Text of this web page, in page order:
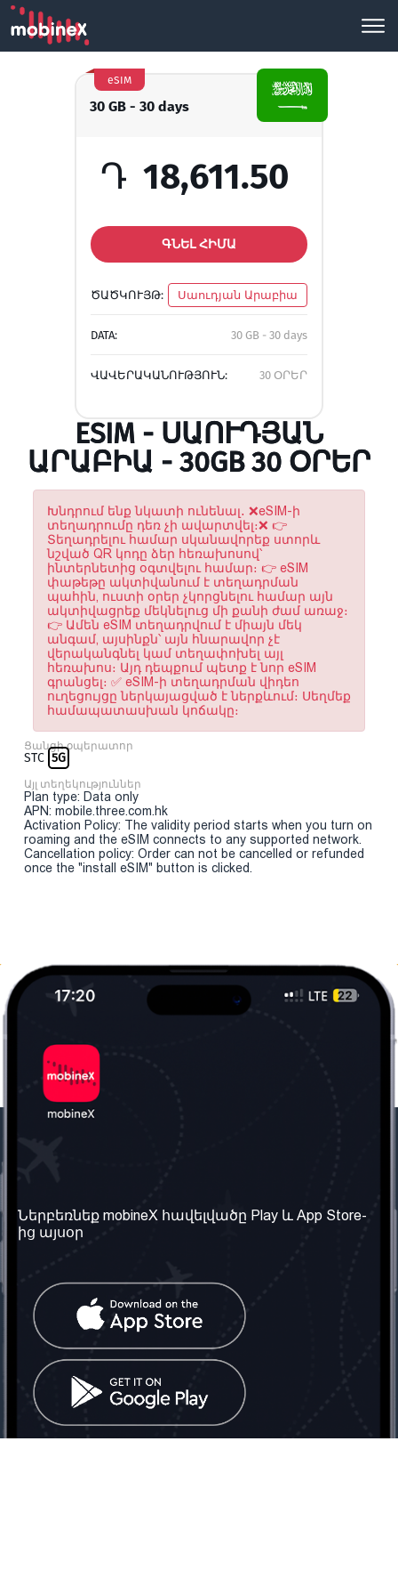
30 GB - 30 days
eSIM
Դ 18,611.50
ԳՆԵԼ ՀԻՄԱ
ԾԱԾԿՈՒՅԹ: Սաուդյան Արաբիա
DATA: 30 GB - 30 days
ՎԱՎԵՐԱԿԱՆՈՒԹՅՈՒՆ: 30 ՕՐԵՐ
ESIM - ՍԱՈՒԴՅԱՆ
ԱՐԱԲԻԱ - 30GB 30 ՕՐԵՐ
Խնդրում ենք նկատի ունենալ․ ❌eSIM-ի
տեղադրումը դեռ չի ավարտվել։❌ 👉
Տեղադրելու համար սկանավորեք ստորև
նշված QR կոդը ձեր հեռախոսով՝
ինտերնետից օգտվելու համար։ 👉 eSIM
փաթեթը ակտիվանում է տեղադրման
պահին, ուստի օրեր չկորցնելու համար այն
ակտիվացրեք մեկնելուց մի քանի ժամ առաջ։
👉 Ամեն eSIM տեղադրվում է միայն մեկ
անգամ, այսինքն՝ այն հնարավոր չէ
վերականգնել կամ տեղափոխել այլ
հեռախոս։ Այդ դեպքում պետք է նոր eSIM
գրանցել։ ✅ eSIM-ի տեղադրման վիդեո
ուղեցույցը ներկայացված է ներքևում։ Սեղմեք
համապատասխան կոճակը։
Ցանցի օպերատոր
STC 5G
Այլ տեղեկություններ
Plan type: Data only
APN: mobile.three.com.hk
Activation Policy: The validity period starts when you turn on
roaming and the eSIM connects to any supported network.
Cancellation policy: Order can not be cancelled or refunded
once the "install eSIM" button is clicked.
Մեր մասին
Մեր ծառայությունները
Պայմաններ և դրույթներ
Հաճախ տրվող հարցեր
Կապ մեզ հետ
Միացյալ
Թագավորություն: Մենք
գործընկեր ենք
փնտրում
Հայաստանում
Տարածել
սոցիալական
ցանցում
Ներբեռնեք mobineX հավելվածը Play և App Store-
ից այսօր